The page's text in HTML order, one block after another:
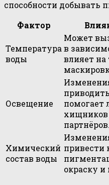
способности добывать
Фактор
Температура
воды
Может
в
влияет
Освещение
помогает
хищников
партнёров.
Химический
состав воды
привести
окраску